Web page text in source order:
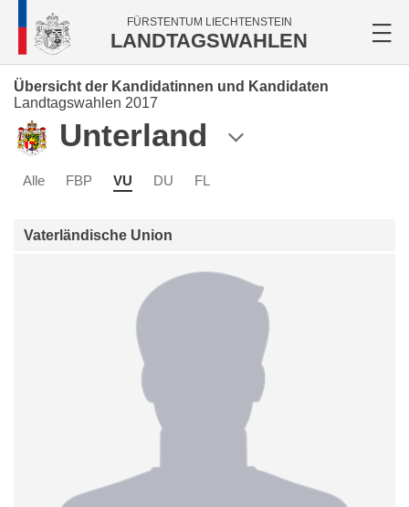
FÜRSTENTUM LIECHTENSTEIN
LANDTAGSWAHLEN
Übersicht der Kandidatinnen und Kandidaten
Landtagswahlen 2017
Unterland
Alle FBP VU DU FL
Vaterländische Union